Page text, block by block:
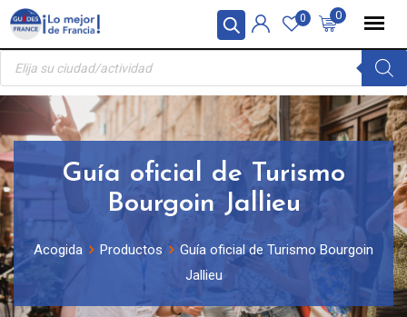
Panel de gestión de cookies
Skip
content
0
0
Búsqueda
productos
Guía oficial de Turismo
Bourgoin Jallieu
Acogida Productos
Guía oficial de Turismo Bourgoin
Jallieu